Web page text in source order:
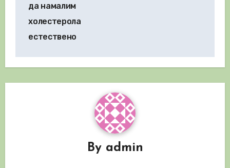
да намалим
холестерола
естествено
By admin